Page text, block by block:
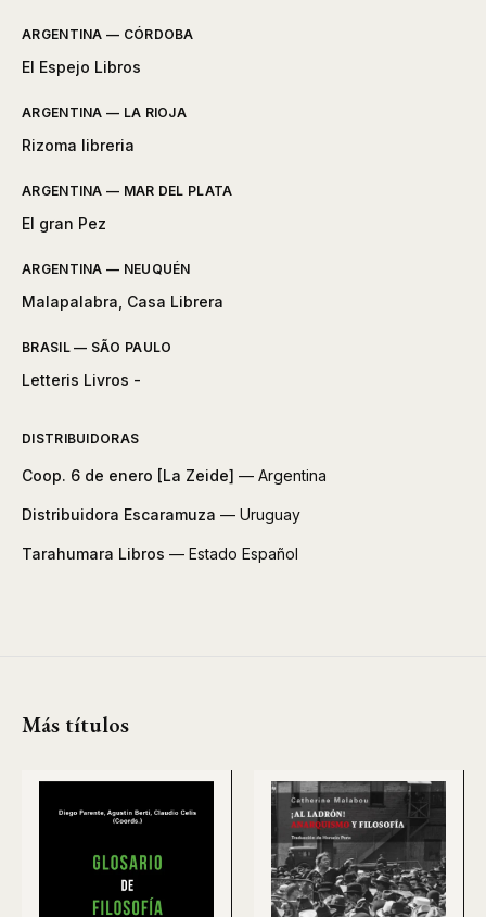
ARGENTINA — CÓRDOBA
El Espejo Libros
ARGENTINA — LA RIOJA
Rizoma libreria
ARGENTINA — MAR DEL PLATA
El gran Pez
ARGENTINA — NEUQUÉN
Malapalabra, Casa Librera
BRASIL — SÃO PAULO
Letteris Livros -
DISTRIBUIDORAS
Coop. 6 de enero [La Zeide] — Argentina
Distribuidora Escaramuza — Uruguay
Tarahumara Libros — Estado Español
Más títulos